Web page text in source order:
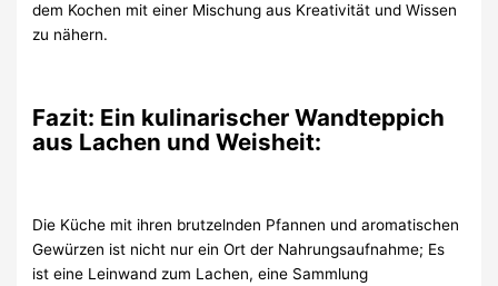
dem Kochen mit einer Mischung aus Kreativität und Wissen
zu nähern.
Fazit: Ein kulinarischer Wandteppich
aus Lachen und Weisheit:
Die Küche mit ihren brutzelnden Pfannen und aromatischen
Gewürzen ist nicht nur ein Ort der Nahrungsaufnahme; Es
ist eine Leinwand zum Lachen, eine Sammlung